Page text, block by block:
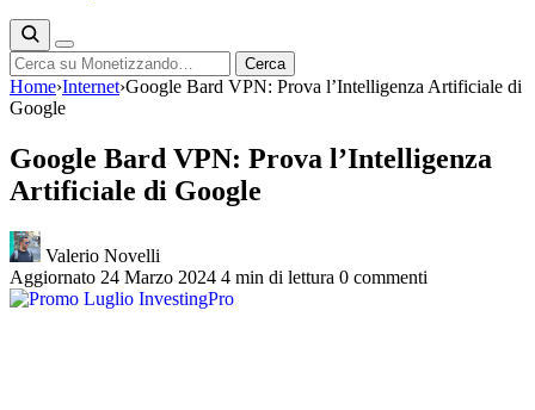
Cerca Cerca
Home›Internet›Google Bard VPN: Prova l’Intelligenza Artificiale di
Google
Google Bard VPN: Prova l’Intelligenza
Artificiale di Google
Valerio Novelli
Aggiornato 24 Marzo 2024 4 min di lettura 0 commenti